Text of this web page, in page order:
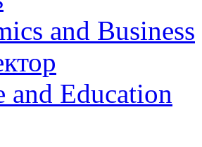
and Business
and Education